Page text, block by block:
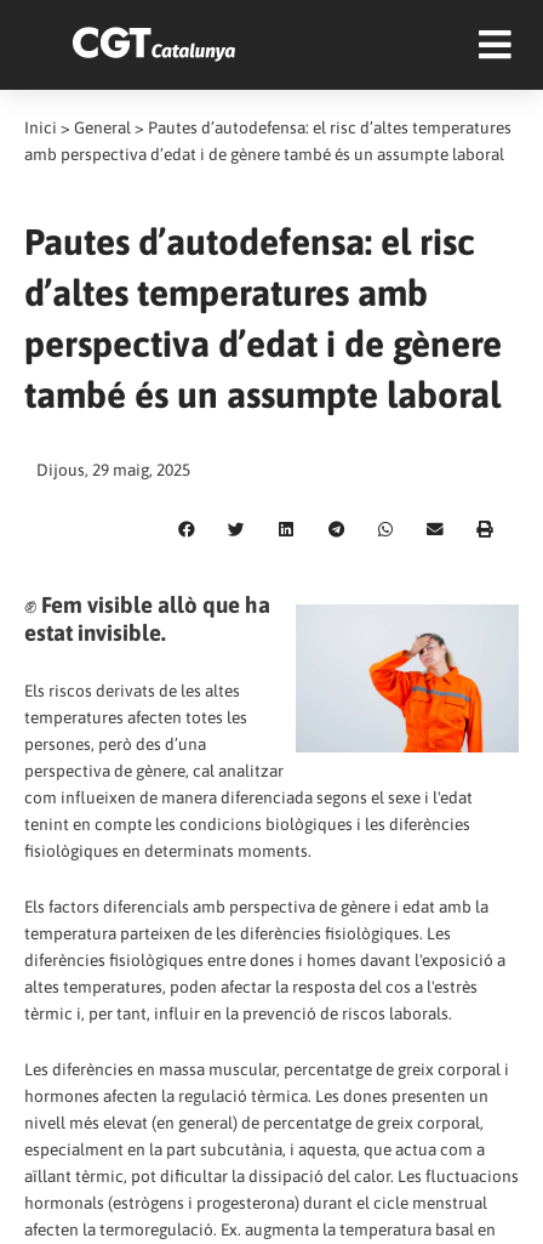
Inici > General > Pautes d’autodefensa: el risc d’altes temperatures
amb perspectiva d’edat i de gènere també és un assumpte laboral
Pautes d’autodefensa: el risc
d’altes temperatures amb
perspectiva d’edat i de gènere
també és un assumpte laboral
Dijous, 29 maig, 2025
✊ Fem visible allò que ha
estat invisible.
Els riscos derivats de les altes
temperatures afecten totes les
persones, però des d’una
perspectiva de gènere, cal analitzar
com influeixen de manera diferenciada segons el sexe i l'edat
tenint en compte les condicions biològiques i les diferències
fisiològiques en determinats moments.
Els factors diferencials amb perspectiva de gènere i edat amb la
temperatura parteixen de les diferències fisiològiques. Les
diferències fisiològiques entre dones i homes davant l'exposició a
altes temperatures, poden afectar la resposta del cos a l'estrès
tèrmic i, per tant, influir en la prevenció de riscos laborals.
Les diferències en massa muscular, percentatge de greix corporal i
hormones afecten la regulació tèrmica. Les dones presenten un
nivell més elevat (en general) de percentatge de greix corporal,
especialment en la part subcutània, i aquesta, que actua com a
aïllant tèrmic, pot dificultar la dissipació del calor. Les fluctuacions
hormonals (estrògens i progesterona) durant el cicle menstrual
afecten la termoregulació. Ex. augmenta la temperatura basal en